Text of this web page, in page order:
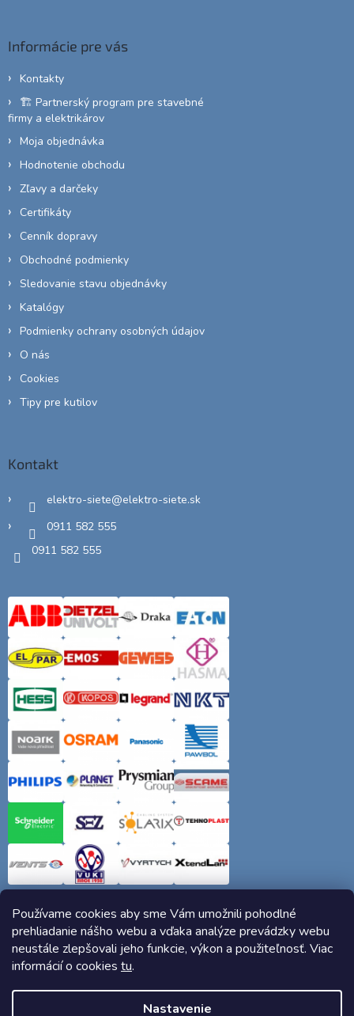
Používame cookies aby sme Vám umožnili pohodlné
prehliadanie nášho webu a vďaka analýze prevádzky webu
neustále zlepšovali jeho funkcie, výkon a použiteľnosť. Viac
informácií o cookies tu.
Nastavenie
Informácie pre vás
Kontakty
🏗️ Partnerský program pre stavebné
firmy a elektrikárov
Moja objednávka
Hodnotenie obchodu
Zľavy a darčeky
Certifikáty
Cenník dopravy
Obchodné podmienky
Sledovanie stavu objednávky
Katalógy
Podmienky ochrany osobných údajov
O nás
Cookies
Tipy pre kutilov
Kontakt
elektro-siete@elektro-siete.sk
0911 582 555
0911 582 555
Copyright 2026Elektro-siete.sk. Všetky práva vyhradené.